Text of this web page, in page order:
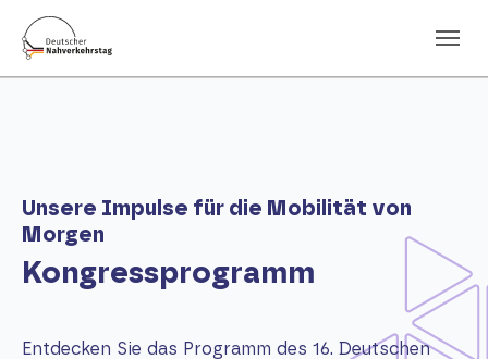
Unsere Impulse für die Mobilität von
Morgen
Kongressprogramm
Entdecken Sie das Programm des 16. Deutschen